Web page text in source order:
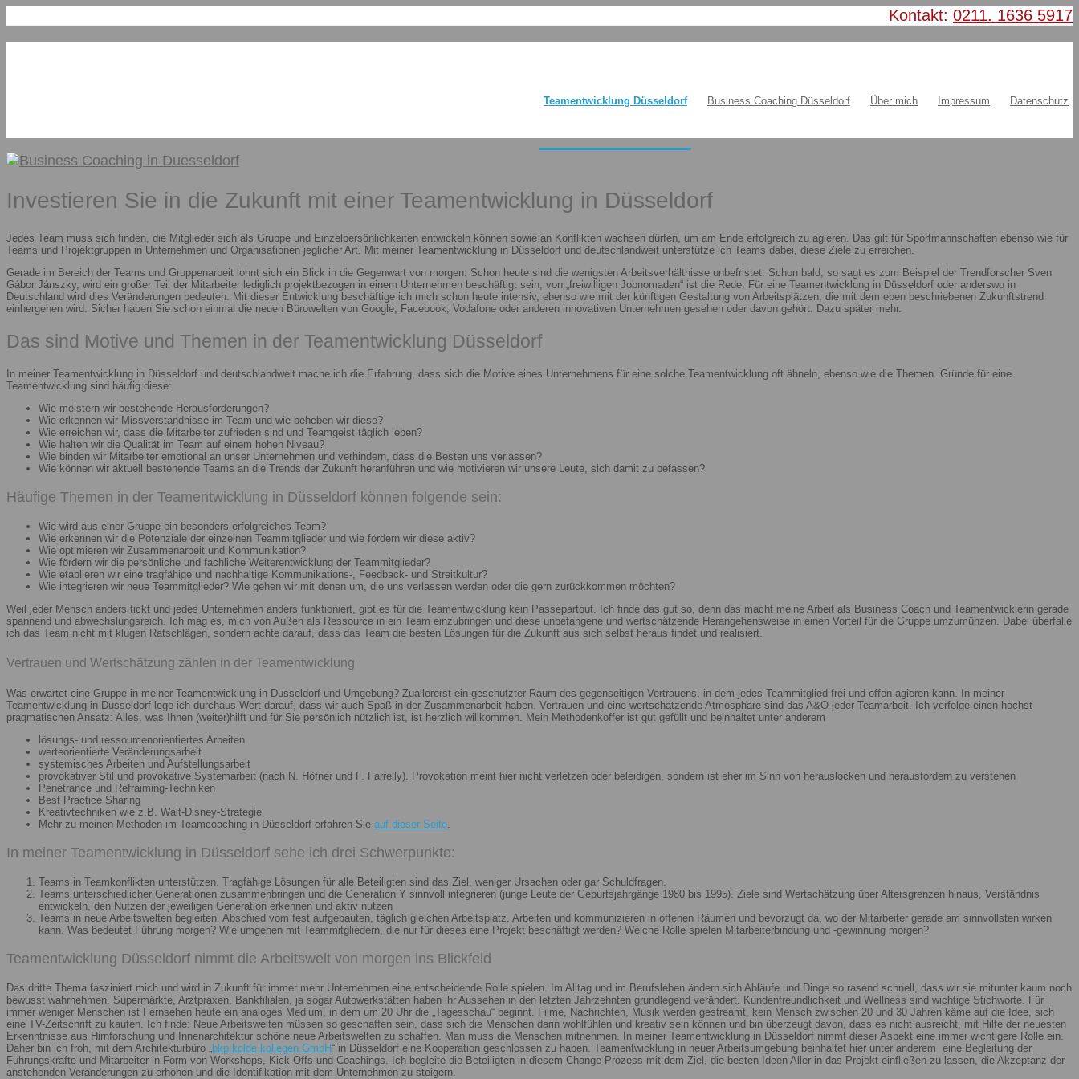
Kontakt: 0211. 1636 5917
Teamentwicklung Düsseldorf Business Coaching Düsseldorf Über mich Impressum Datenschutz
Investieren Sie in die Zukunft mit einer Teamentwicklung in Düsseldorf
Jedes Team muss sich finden, die Mitglieder sich als Gruppe und Einzelpersönlichkeiten entwickeln können sowie an Konflikten wachsen dürfen, um am Ende erfolgreich zu agieren. Das gilt für Sportmannschaften ebenso wie für
Teams und Projektgruppen in Unternehmen und Organisationen jeglicher Art. Mit meiner Teamentwicklung in Düsseldorf und deutschlandweit unterstütze ich Teams dabei, diese Ziele zu erreichen.
Gerade im Bereich der Teams und Gruppenarbeit lohnt sich ein Blick in die Gegenwart von morgen: Schon heute sind die wenigsten Arbeitsverhältnisse unbefristet. Schon bald, so sagt es zum Beispiel der Trendforscher Sven
Gábor Jánszky, wird ein großer Teil der Mitarbeiter lediglich projektbezogen in einem Unternehmen beschäftigt sein, von „freiwilligen Jobnomaden“ ist die Rede. Für eine Teamentwicklung in Düsseldorf oder anderswo in
Deutschland wird dies Veränderungen bedeuten. Mit dieser Entwicklung beschäftige ich mich schon heute intensiv, ebenso wie mit der künftigen Gestaltung von Arbeitsplätzen, die mit dem eben beschriebenen Zukunftstrend
einhergehen wird. Sicher haben Sie schon einmal die neuen Bürowelten von Google, Facebook, Vodafone oder anderen innovativen Unternehmen gesehen oder davon gehört. Dazu später mehr.
Das sind Motive und Themen in der Teamentwicklung Düsseldorf
In meiner Teamentwicklung in Düsseldorf und deutschlandweit mache ich die Erfahrung, dass sich die Motive eines Unternehmens für eine solche Teamentwicklung oft ähneln, ebenso wie die Themen. Gründe für eine
Teamentwicklung sind häufig diese:
Wie meistern wir bestehende Herausforderungen?
Wie erkennen wir Missverständnisse im Team und wie beheben wir diese?
Wie erreichen wir, dass die Mitarbeiter zufrieden sind und Teamgeist täglich leben?
Wie halten wir die Qualität im Team auf einem hohen Niveau?
Wie binden wir Mitarbeiter emotional an unser Unternehmen und verhindern, dass die Besten uns verlassen?
Wie können wir aktuell bestehende Teams an die Trends der Zukunft heranführen und wie motivieren wir unsere Leute, sich damit zu befassen?
Häufige Themen in der Teamentwicklung in Düsseldorf können folgende sein:
Wie wird aus einer Gruppe ein besonders erfolgreiches Team?
Wie erkennen wir die Potenziale der einzelnen Teammitglieder und wie fördern wir diese aktiv?
Wie optimieren wir Zusammenarbeit und Kommunikation?
Wie fördern wir die persönliche und fachliche Weiterentwicklung der Teammitglieder?
Wie etablieren wir eine tragfähige und nachhaltige Kommunikations-, Feedback- und Streitkultur?
Wie integrieren wir neue Teammitglieder? Wie gehen wir mit denen um, die uns verlassen werden oder die gern zurückkommen möchten?
Weil jeder Mensch anders tickt und jedes Unternehmen anders funktioniert, gibt es für die Teamentwicklung kein Passepartout. Ich finde das gut so, denn das macht meine Arbeit als Business Coach und Teamentwicklerin gerade
spannend und abwechslungsreich. Ich mag es, mich von Außen als Ressource in ein Team einzubringen und diese unbefangene und wertschätzende Herangehensweise in einen Vorteil für die Gruppe umzumünzen. Dabei überfalle
ich das Team nicht mit klugen Ratschlägen, sondern achte darauf, dass das Team die besten Lösungen für die Zukunft aus sich selbst heraus findet und realisiert.
Vertrauen und Wertschätzung zählen in der Teamentwicklung
Was erwartet eine Gruppe in meiner Teamentwicklung in Düsseldorf und Umgebung? Zuallererst ein geschützter Raum des gegenseitigen Vertrauens, in dem jedes Teammitglied frei und offen agieren kann. In meiner
Teamentwicklung in Düsseldorf lege ich durchaus Wert darauf, dass wir auch Spaß in der Zusammenarbeit haben. Vertrauen und eine wertschätzende Atmosphäre sind das A&O jeder Teamarbeit. Ich verfolge einen höchst
pragmatischen Ansatz: Alles, was Ihnen (weiter)hilft und für Sie persönlich nützlich ist, ist herzlich willkommen. Mein Methodenkoffer ist gut gefüllt und beinhaltet unter anderem
lösungs- und ressourcenorientiertes Arbeiten
werteorientierte Veränderungsarbeit
systemisches Arbeiten und Aufstellungsarbeit
provokativer Stil und provokative Systemarbeit (nach N. Höfner und F. Farrelly). Provokation meint hier nicht verletzen oder beleidigen, sondern ist eher im Sinn von herauslocken und herausfordern zu verstehen
Penetrance und Refraiming-Techniken
Best Practice Sharing
Kreativtechniken wie z.B. Walt-Disney-Strategie
Mehr zu meinen Methoden im Teamcoaching in Düsseldorf erfahren Sie auf dieser Seite.
In meiner Teamentwicklung in Düsseldorf sehe ich drei Schwerpunkte:
Teams in Teamkonflikten unterstützen. Tragfähige Lösungen für alle Beteiligten sind das Ziel, weniger Ursachen oder gar Schuldfragen.
Teams unterschiedlicher Generationen zusammenbringen und die Generation Y sinnvoll integrieren (junge Leute der Geburtsjahrgänge 1980 bis 1995). Ziele sind Wertschätzung über Altersgrenzen hinaus, Verständnis
entwickeln, den Nutzen der jeweiligen Generation erkennen und aktiv nutzen
Teams in neue Arbeitswelten begleiten. Abschied vom fest aufgebauten, täglich gleichen Arbeitsplatz. Arbeiten und kommunizieren in offenen Räumen und bevorzugt da, wo der Mitarbeiter gerade am sinnvollsten wirken
kann. Was bedeutet Führung morgen? Wie umgehen mit Teammitgliedern, die nur für dieses eine Projekt beschäftigt werden? Welche Rolle spielen Mitarbeiterbindung und -gewinnung morgen?
Teamentwicklung Düsseldorf nimmt die Arbeitswelt von morgen ins Blickfeld
Das dritte Thema fasziniert mich und wird in Zukunft für immer mehr Unternehmen eine entscheidende Rolle spielen. Im Alltag und im Berufsleben ändern sich Abläufe und Dinge so rasend schnell, dass wir sie mitunter kaum noch
bewusst wahrnehmen. Supermärkte, Arztpraxen, Bankfilialen, ja sogar Autowerkstätten haben ihr Aussehen in den letzten Jahrzehnten grundlegend verändert. Kundenfreundlichkeit und Wellness sind wichtige Stichworte. Für
immer weniger Menschen ist Fernsehen heute ein analoges Medium, in dem um 20 Uhr die „Tagesschau“ beginnt. Filme, Nachrichten, Musik werden gestreamt, kein Mensch zwischen 20 und 30 Jahren käme auf die Idee, sich
eine TV-Zeitschrift zu kaufen. Ich finde: Neue Arbeitswelten müssen so geschaffen sein, dass sich die Menschen darin wohlfühlen und kreativ sein können und bin überzeugt davon, dass es nicht ausreicht, mit Hilfe der neuesten
Erkenntnisse aus Hirnforschung und Innenarchitektur schöne neue Arbeitswelten zu schaffen. Man muss die Menschen mitnehmen. In meiner Teamentwicklung in Düsseldorf nimmt dieser Aspekt eine immer wichtigere Rolle ein.
Daher bin ich froh, mit dem Architekturbüro „bkp kolde kollegen GmbH“ in Düsseldorf eine Kooperation geschlossen zu haben. Teamentwicklung in neuer Arbeitsumgebung beinhaltet hier unter anderem eine Begleitung der
Führungskräfte und Mitarbeiter in Form von Workshops, Kick-Offs und Coachings. Ich begleite die Beteiligten in diesem Change-Prozess mit dem Ziel, die besten Ideen Aller in das Projekt einfließen zu lassen, die Akzeptanz der
anstehenden Veränderungen zu erhöhen und die Identifikation mit dem Unternehmen zu steigern.